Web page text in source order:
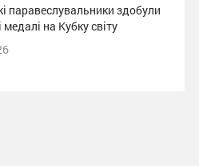
паравеслувальники здобули
медалі на Кубку світу